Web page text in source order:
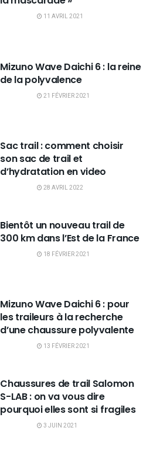
11 AVRIL 2021
Mizuno Wave Daichi 6 : la reine
de la polyvalence
21 FÉVRIER 2021
Sac trail : comment choisir
son sac de trail et
d’hydratation en video
28 AVRIL 2022
Bientôt un nouveau trail de
300 km dans l’Est de la France
18 FÉVRIER 2021
Mizuno Wave Daichi 6 : pour
les traileurs à la recherche
d’une chaussure polyvalente
13 FÉVRIER 2021
Chaussures de trail Salomon
S-LAB : on va vous dire
pourquoi elles sont si fragiles
3 JUIN 2021